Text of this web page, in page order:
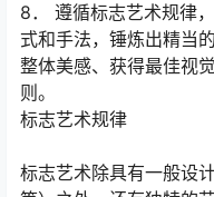
8． 遵循标志艺术规律
式和手法，锤炼出精当
整体美感、获得最佳视
则。
标志艺术规律
标志艺术除具有一般设